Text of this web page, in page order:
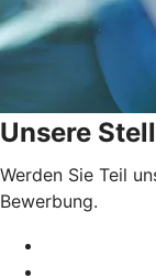
Unsere
Werden Sie Teil
Bewerbung.